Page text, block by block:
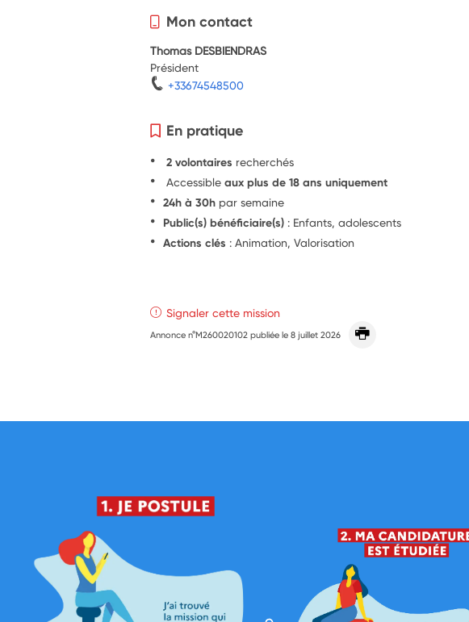
Mon contact
Thomas DESBIENDRAS
Président
+33674548500
En pratique
2 volontaires recherchés
Accessibleaux plus de 18 ans uniquement
24h à 30h par semaine
Public(s) bénéficiaire(s) : Enfants, adolescents
Actions clés : Animation, Valorisation
Signaler cette mission
Annonce n°M260020102 publiée le8 juillet 2026